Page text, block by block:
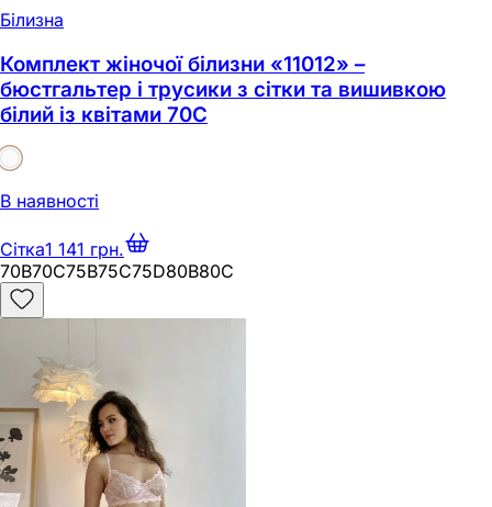
Білизна
Комплект жіночої білизни «11012» –
бюстгальтер і трусики з сітки та вишивкою
білий із квітами 70C
В наявності
Сітка1 141 грн.
70B70C75B75C75D80B80C